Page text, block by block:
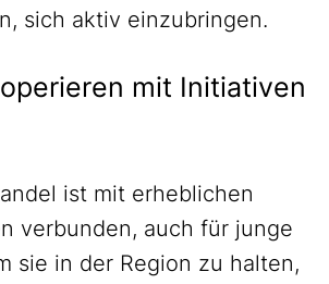
sich aktiv einzubringen.
mit Initiativen
ist mit erheblichen
verbunden, auch für junge
sie in der Region zu halten,